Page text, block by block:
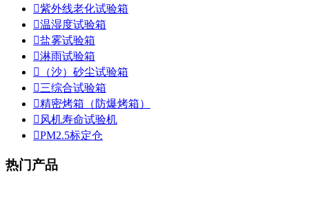
紫外线老化试验箱
温湿度试验箱
盐雾试验箱
淋雨试验箱

（沙）砂尘试验箱
三综合试验箱
精密烤箱（防爆烤箱）
 风机寿命试验机
PM2.5标定仓
热门产品